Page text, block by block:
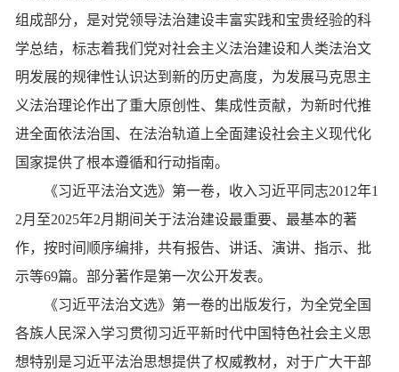
组成部分，是对党领导法治建设丰富实践和宝贵经验的科
学总结，标志着我们党对社会主义法治建设和人类法治文
明发展的规律性认识达到新的历史高度，为发展马克思主
义法治理论作出了重大原创性、集成性贡献，为新时代推
进全面依法治国、在法治轨道上全面建设社会主义现代化
国家提供了根本遵循和行动指南。
《习近平法治文选》第一卷，收入习近平同志2012年1
2月至2025年2月期间关于法治建设最重要、最基本的著
作，按时间顺序编排，共有报告、讲话、演讲、指示、批
示等69篇。部分著作是第一次公开发表。
《习近平法治文选》第一卷的出版发行，为全党全国
各族人民深入学习贯彻习近平新时代中国特色社会主义思
想特别是习近平法治思想提供了权威教材，对于广大干部